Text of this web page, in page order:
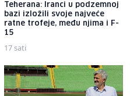
Teherana: Iranci u podzemnoj
bazi izložili svoje najveće
ratne trofeje, među njima i F-
15
17 sati